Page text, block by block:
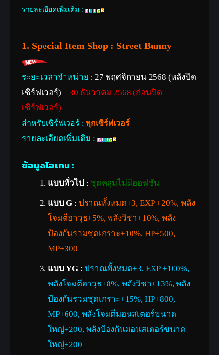
รายละเอียดเพิ่มเติม :
1. Special Item Shop : Street Bunny
ระยะเวลาจำหน่าย : 27 พฤศจิกายน 2568 (หลังปิด
เซิร์ฟเวอร์) – 30 ธันวาคม 2568 (ก่อนปิด
เซิร์ฟเวอร์)
สำหรับเซิร์ฟเวอร์ : ทุกเซิร์ฟเวอร์
รายละเอียดเพิ่มเติม :
ข้อมูลไอเทม :
แบบทั่วไป : ชุดคลุมไม่มีออฟชั่น
แบบ G : ปราณทั้งหมด+3, EXP +20%, พลัง
โจมตีอาวุธ+5%, พลังวิชา+10%, พลัง
ป้องกันรวมชุดเกราะ+10%, HP+500,
MP+300
แบบ YG : ปราณทั้งหมด+3, EXP +100%,
พลังโจมตีอาวุธ+8%, พลังวิชา+13%, พลัง
ป้องกันรวมชุดเกราะ+15%, HP+800,
MP+600, พลังโจมตีมอนสเตอร์ขนาด
ใหญ่+200, พลังป้องกันมอนสเตอร์ขนาด
ใหญ่+200